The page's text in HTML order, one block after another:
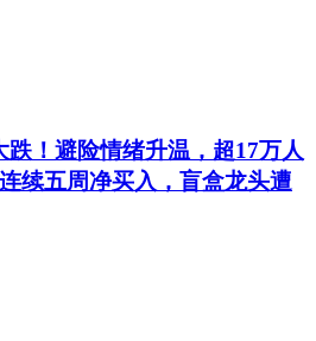
跌！避险情绪升温，超17万人
续五周净买入，盲盒龙头遭